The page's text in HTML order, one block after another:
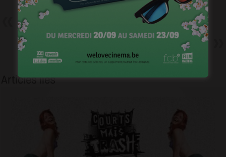
Précédent
Renaître sur la Trois…
Suivant
Yassine Fadel, tête d’affiche
d’un film cannois
Articles liés